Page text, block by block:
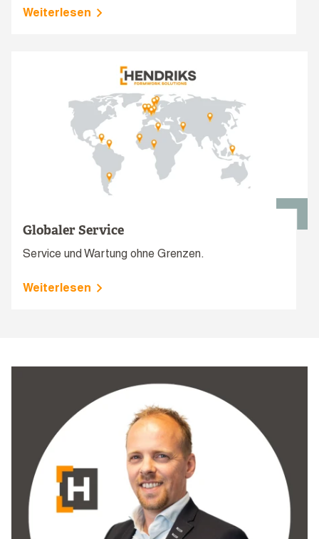
Weiterlesen
Globaler Service
Service und Wartung ohne Grenzen.
Weiterlesen